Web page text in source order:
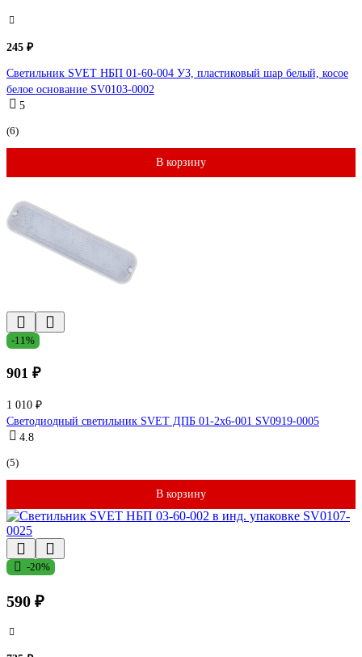
245 ₽
Светильник SVET НБП 01-60-004 У3, пластиковый шар белый, косое
белое основание SV0103-0002
5
(6)
В корзину
-11%
901 ₽
1 010 ₽
Светодиодный светильник SVET ДПБ 01-2х6-001 SV0919-0005
4.8
(5)
В корзину
-20%
590 ₽